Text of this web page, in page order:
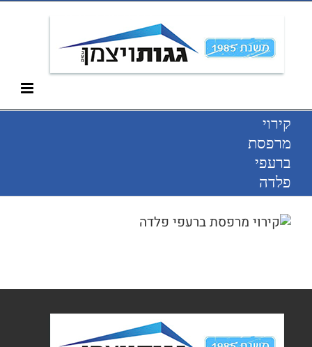
Skip
content
קירוי
מרפסת
ברעפי
פלדה